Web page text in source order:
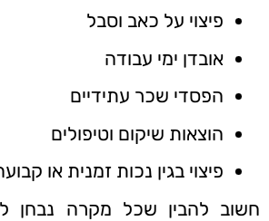
פיצוי על כאב וסבל
אובדן ימי עבודה
הפסדי שכר עתידיים
הוצאות שיקום וטיפולים
פיצוי בגין נכות זמנית או
חשוב להבין שכל מקרה נבחן